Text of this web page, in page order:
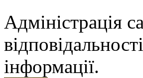
Адміністрація
інформації.